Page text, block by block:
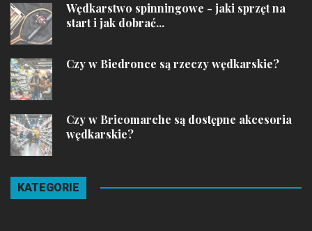
Wędkarstwo spinningowe - jaki sprzęt na
start i jak dobrać...
Czy w Biedronce są rzeczy wędkarskie?
Czy w Bricomarche są dostępne akcesoria
wędkarskie?
KATEGORIE